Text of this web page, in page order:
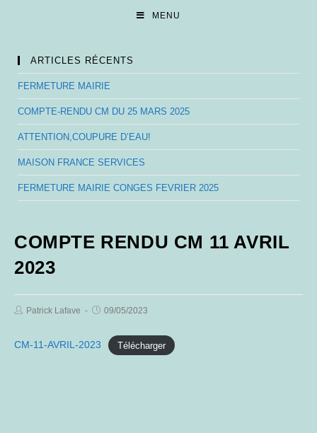
MENU
ARTICLES RÉCENTS
FERMETURE MAIRIE
COMPTE-RENDU CM DU 25 MARS 2025
ATTENTION,COUPURE D’EAU!
MAISON FRANCE SERVICES
FERMETURE MAIRIE CONGES FEVRIER 2025
COMPTE RENDU CM 11 AVRIL
2023
PostPatrick Lafave
Post09/05/2023
CM-11-AVRIL-2023 Télécharger